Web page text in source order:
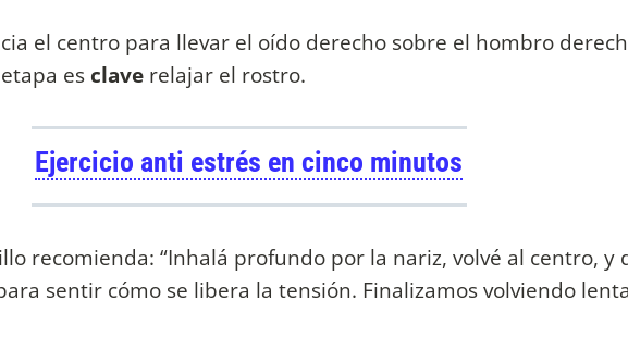
el centro para llevar el oído derecho sobre el hombro
es clave relajar el rostro.
Ejercicio anti estrés en cinco minutos
recomienda: “Inhalá profundo por la nariz, volvé al centro, y
sentir cómo se libera la tensión. Finalizamos volviendo